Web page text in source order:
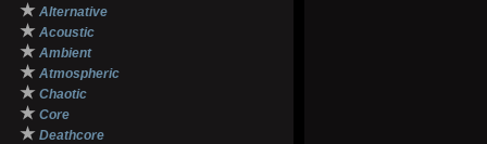
★ Alternative
★ Acoustic
★ Ambient
★ Atmospheric
★ Chaotic
★ Core
★ Deathcore